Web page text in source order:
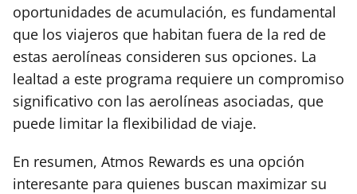
oportunidades de acumulación, es fundamental
que los viajeros que habitan fuera de la red de
estas aerolíneas consideren sus opciones. La
lealtad a este programa requiere un compromiso
significativo con las aerolíneas asociadas, que
puede limitar la flexibilidad de viaje.
En resumen, Atmos Rewards es una opción
interesante para quienes buscan maximizar su